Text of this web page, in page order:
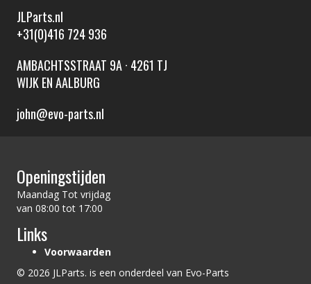
JLParts.nl
+31(0)416 724 936
AMBACHTSSTRAAT 9A · 4261 TJ
WIJK EN AALBURG
john@evo-parts.nl
Openingstijden
Maandag Tot vrijdag
van 08:00 tot 17:00
Links
Voorwaarden
© 2026 JLParts. is een onderdeel van Evo-Parts